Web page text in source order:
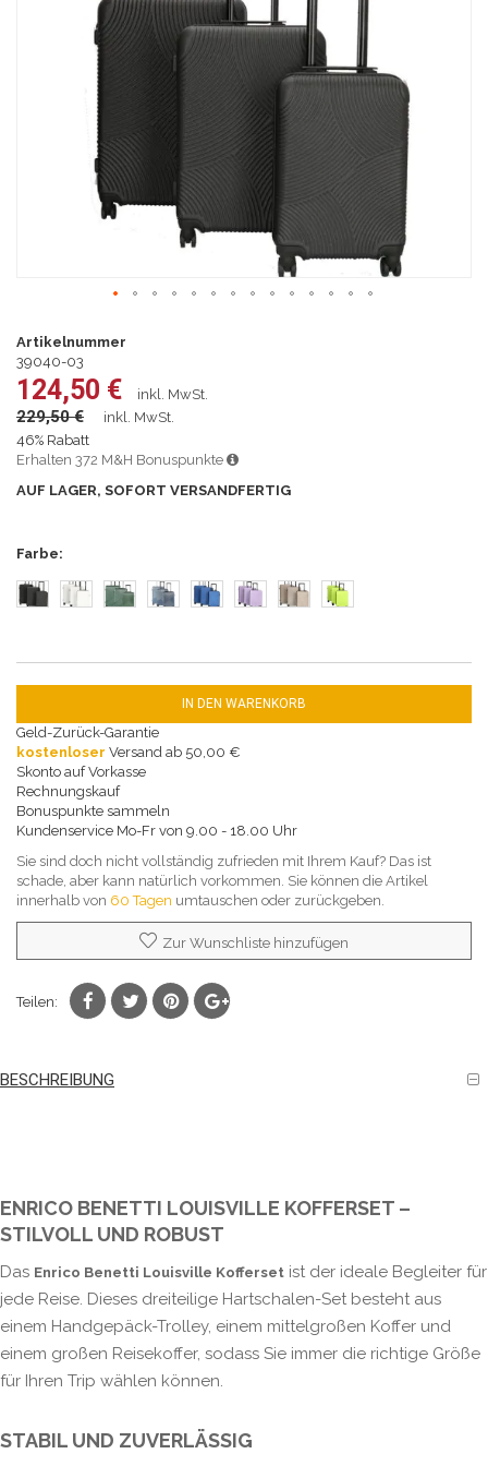
Anfang
der
Bildgalerie
springen
Artikelnummer
39040-03
124,50 € inkl. MwSt.
229,50 €
inkl. MwSt.
46% Rabatt
Erhalten 372 M&H Bonuspunkte
AUF LAGER, SOFORT VERSANDFERTIG
Farbe
IN DEN WARENKORB
Geld-Zurück-Garantie
kostenloser Versand ab 50,00 €
Skonto auf Vorkasse
Rechnungskauf
Bonuspunkte sammeln
Kundenservice Mo-Fr von 9.00 - 18.00 Uhr
Sie sind doch nicht vollständig zufrieden mit Ihrem Kauf? Das ist
schade, aber kann natürlich vorkommen. Sie können die Artikel
innerhalb von 60 Tagen umtauschen oder zurückgeben.
Zur Wunschliste hinzufügen
Teilen:
BESCHREIBUNG
ENRICO BENETTI LOUISVILLE KOFFERSET –
STILVOLL UND ROBUST
Das Enrico Benetti Louisville Kofferset ist der ideale Begleiter für
jede Reise. Dieses dreiteilige Hartschalen-Set besteht aus
einem Handgepäck-Trolley, einem mittelgroßen Koffer und
einem großen Reisekoffer, sodass Sie immer die richtige Größe
für Ihren Trip wählen können.
STABIL UND ZUVERLÄSSIG